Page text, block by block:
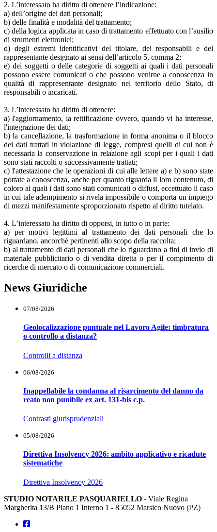
2. L’interessato ha diritto di ottenere l’indicazione:
a) dell’origine dei dati personali;
b) delle finalità e modalità del trattamento;
c) della logica applicata in caso di trattamento effettuato con l’ausilio
di strumenti elettronici;
d) degli estremi identificativi del titolare, dei responsabili e del
rappresentante designato ai sensi dell’articolo 5, comma 2;
e) dei soggetti o delle categorie di soggetti ai quali i dati personali
possono essere comunicati o che possono venirne a conoscenza in
qualità di rappresentante designato nel territorio dello Stato, di
responsabili o incaricati.
3. L’interessato ha diritto di ottenere:
a) l'aggiornamento, la rettificazione ovvero, quando vi ha interesse,
l'integrazione dei dati;
b) la cancellazione, la trasformazione in forma anonima o il blocco
dei dati trattati in violazione di legge, compresi quelli di cui non è
necessaria la conservazione in relazione agli scopi per i quali i dati
sono stati raccolti o successivamente trattati;
c) l'attestazione che le operazioni di cui alle lettere a) e b) sono state
portate a conoscenza, anche per quanto riguarda il loro contenuto, di
coloro ai quali i dati sono stati comunicati o diffusi, eccettuato il caso
in cui tale adempimento si rivela impossibile o comporta un impiego
di mezzi manifestamente sproporzionato rispetto al diritto tutelato.
4. L’interessato ha diritto di opporsi, in tutto o in parte:
a) per motivi legittimi al trattamento dei dati personali che lo
riguardano, ancorché pertinenti allo scopo della raccolta;
b) al trattamento di dati personali che lo riguardano a fini di invio di
materiale pubblicitario o di vendita diretta o per il compimento di
ricerche di mercato o di comunicazione commerciali.
News Giuridiche
07/08/2026
Geolocalizzazione puntuale nel Lavoro Agile: timbratura
o controllo a distanza?
Controlli a distanza
06/08/2026
Inappellabile la condanna al risarcimento del danno da
reato non punibile ex art. 131-bis c.p.
Contrasti giurisprudenziali
05/08/2026
Direttiva Insolvency 2026: ambito applicativo e ricadute
sistematiche
Direttiva Insolvency 2026
STUDIO NOTARILE PASQUARIELLO - Viale Regina
Margherita 13/B Piano 1 Interno 1 - 85052 Marsico Nuovo (PZ)